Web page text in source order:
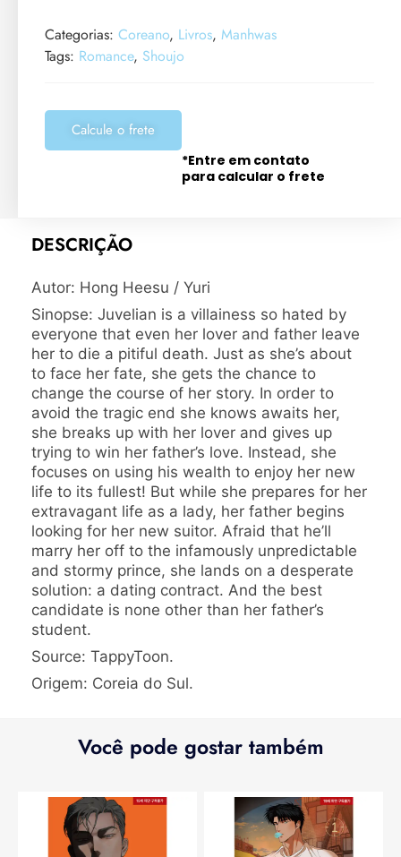
Categorias: Coreano, Livros, Manhwas
Tags: Romance, Shoujo
Calcule o frete
*Entre em contato
para calcular o frete
DESCRIÇÃO
Autor: Hong Heesu / Yuri
Sinopse: Juvelian is a villainess so hated by
everyone that even her lover and father leave
her to die a pitiful death. Just as she’s about
to face her fate, she gets the chance to
change the course of her story. In order to
avoid the tragic end she knows awaits her,
she breaks up with her lover and gives up
trying to win her father’s love. Instead, she
focuses on using his wealth to enjoy her new
life to its fullest! But while she prepares for her
extravagant life as a lady, her father begins
looking for her new suitor. Afraid that he’ll
marry her off to the infamously unpredictable
and stormy prince, she lands on a desperate
solution: a dating contract. And the best
candidate is none other than her father’s
student.
Source: TappyToon.
Origem: Coreia do Sul.
Você pode gostar também